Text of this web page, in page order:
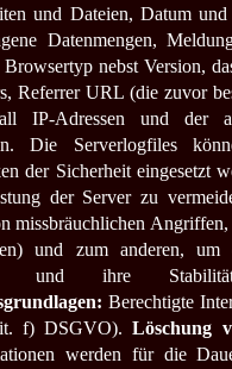
und Dateien, Datum
Datenmengen,
nebst Version,
Referrer URL (die zuvor
IP-Adressen und der
Die Serverlogfiles
der Sicherheit eingesetzt
der Server zu
missbräuchlichen
und zum anderen, um
und ihre Stabilität
Berechtigte
f) DSGVO).Löschung
werden für die